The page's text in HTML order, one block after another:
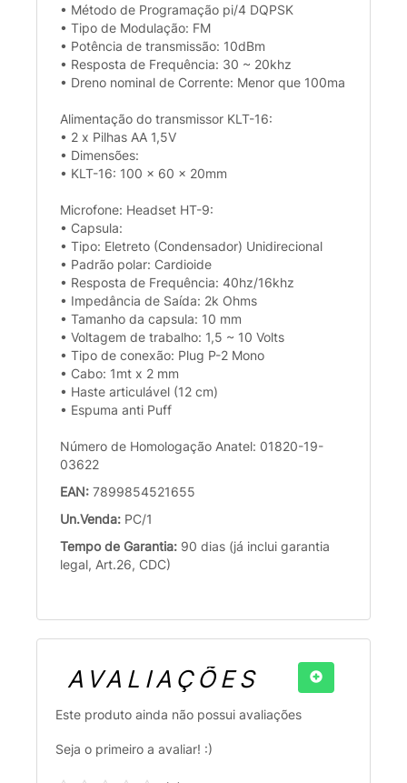
• Método de Programação pi/4 DQPSK
• Tipo de Modulação: FM
• Potência de transmissão: 10dBm
• Resposta de Frequência: 30 ~ 20khz
• Dreno nominal de Corrente: Menor que 100ma
Alimentação do transmissor KLT-16:
• 2 x Pilhas AA 1,5V
• Dimensões:
• KLT-16: 100 x 60 x 20mm
Microfone: Headset HT-9:
• Capsula:
• Tipo: Eletreto (Condensador) Unidirecional
• Padrão polar: Cardioide
• Resposta de Frequência: 40hz/16khz
• Impedância de Saída: 2k Ohms
• Tamanho da capsula: 10 mm
• Voltagem de trabalho: 1,5 ~ 10 Volts
• Tipo de conexão: Plug P-2 Mono
• Cabo: 1mt x 2 mm
• Haste articulável (12 cm)
• Espuma anti Puff
Número de Homologação Anatel: 01820-19-
03622
EAN: 7899854521655
Un.Venda: PC/1
Tempo de Garantia: 90 dias (já inclui garantia
legal, Art.26, CDC)
AVALIAÇÕES
Este produto ainda não possui avaliações
Seja o primeiro a avaliar! :)